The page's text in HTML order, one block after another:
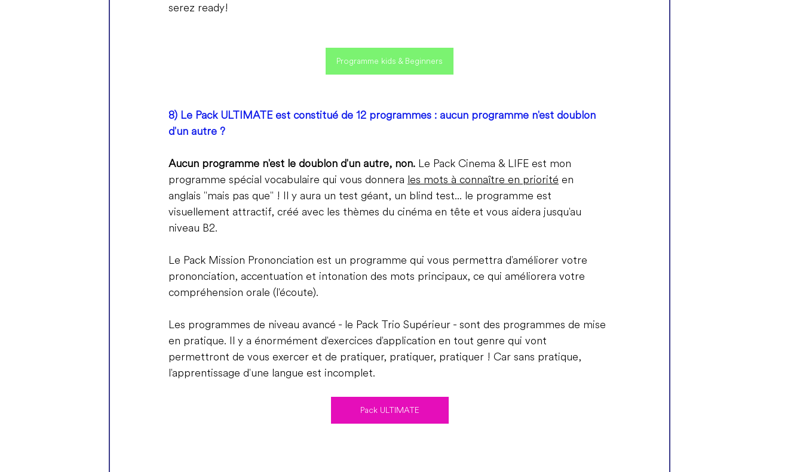
serez ready!
Programme kids & Beginners
8) Le Pack ULTIMATE est constitué de 12 programmes : aucun programme n'est doublon
d'un autre ?
Aucun programme n'est le doublon d'un autre, non. Le Pack Cinema & LIFE est mon
programme spécial vocabulaire qui vous donnera les mots à connaître en priorité en
anglais "mais pas que" ! Il y aura un test géant, un blind test... le programme est
visuellement attractif, créé avec les thèmes du cinéma en tête et vous aidera jusqu'au
niveau B2.
Le Pack Mission Prononciation est un programme qui vous permettra d'améliorer votre
prononciation, accentuation et intonation des mots principaux, ce qui améliorera votre
compréhension orale (l'écoute).
Les programmes de niveau avancé - le Pack Trio Supérieur - sont des programmes de mise
en pratique. Il y a énormément d'exercices d'application en tout genre qui vont
permettront de vous exercer et de pratiquer, pratiquer, pratiquer ! Car sans pratique,
l'apprentissage d'une langue est incomplet.
Pack ULTIMATE